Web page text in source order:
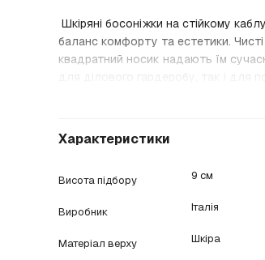
Шкіряні босоніжки на стійкому
баланс комфорту та естетики. Чисті
квадратний носик надають їм
для ділового гардеробу, так і для
Характеристики
Висота підбору 9 см
Виробник Італія
Матеріал верху Шкіра